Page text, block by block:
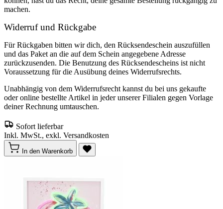
machen.
Widerruf und Rückgabe
Für Rückgaben bitten wir dich, den Rücksendeschein auszufüllen
und das Paket an die auf dem Schein angegebene Adresse
zurückzusenden. Die Benutzung des Rücksendescheins ist nicht
Voraussetzung für die Ausübung deines Widerrufsrechts.
Unabhängig von dem Widerrufsrecht kannst du bei uns gekaufte
oder online bestellte Artikel in jeder unserer Filialen gegen Vorlage
deiner Rechnung umtauschen.
Sofort lieferbar
Inkl. MwSt., exkl. Versandkosten
In den Warenkorb